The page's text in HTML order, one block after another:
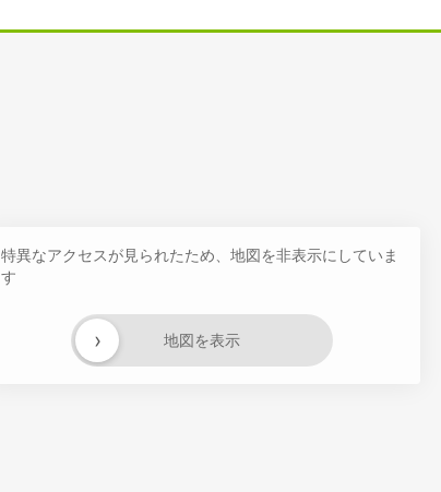
特異なアクセスが見られたため、地図を非表示にしていま
す
地図を表示
›